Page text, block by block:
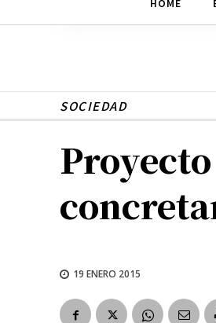
SOCIEDAD
Proyecto
19 ENERO 2015